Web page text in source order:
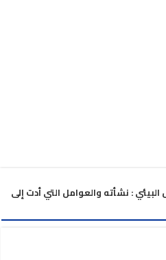
: نشأته والعوامل التي أدت إلى